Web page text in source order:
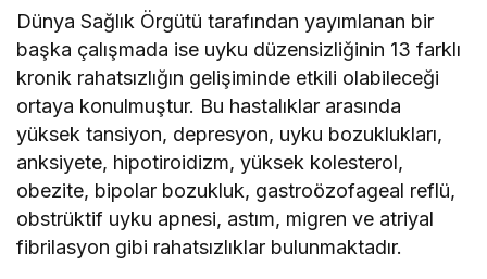
Dünya Sağlık Örgütü tarafından yayımlanan bir
başka çalışmada ise uyku düzensizliğinin 13 farklı
kronik rahatsızlığın gelişiminde etkili olabileceği
ortaya konulmuştur. Bu hastalıklar arasında
yüksek tansiyon, depresyon, uyku bozuklukları,
anksiyete, hipotiroidizm, yüksek kolesterol,
obezite, bipolar bozukluk, gastroözofageal reflü,
obstrüktif uyku apnesi, astım, migren ve atriyal
fibrilasyon gibi rahatsızlıklar bulunmaktadır.